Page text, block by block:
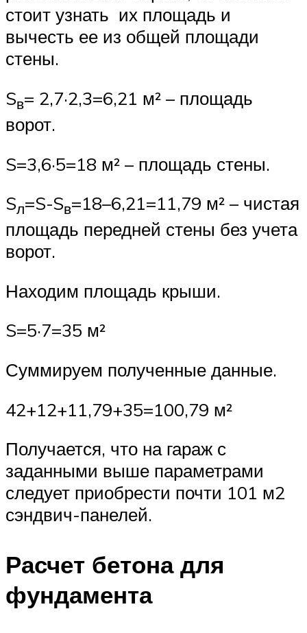
стоит узнать их площадь и
вычесть ее из общей площади
стены.
Sв= 2,7·2,3=6,21 м² – площадь
ворот.
S=3,6·5=18 м² – площадь стены.
Sл=S-Sв=18–6,21=11,79 м² – чистая
площадь передней стены без учета
ворот.
Находим площадь крыши.
S=5·7=35 м²
Суммируем полученные данные.
42+12+11,79+35=100,79 м²
Получается, что на гараж с
заданными выше параметрами
следует приобрести почти 101 м2
сэндвич-панелей.
Расчет бетона для
фундамента